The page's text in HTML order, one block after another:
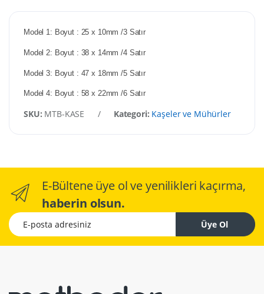
Model 1: Boyut : 25 x 10mm /3 Satır
Model 2: Boyut : 38 x 14mm /4 Satır
Model 3: Boyut : 47 x 18mm /5 Satır
Model 4: Boyut : 58 x 22mm /6 Satır
SKU: MTB-KASE / Kategori: Kaşeler ve Mühürler
E-Bültene üye ol ve yenilikleri kaçırma,
haberin olsun.
E-posta adresiniz
Üye Ol